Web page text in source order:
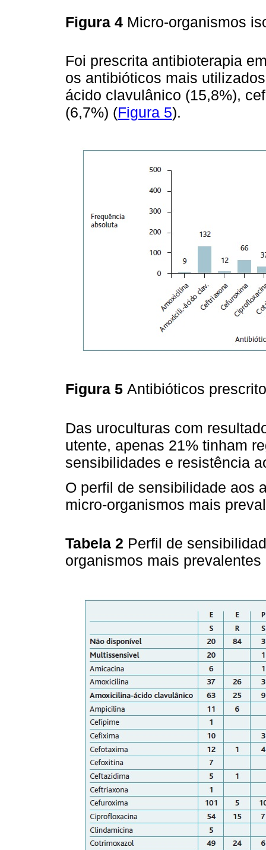
Figura 4 Micro-organismos
Foi prescrita antibioterapia
os antibióticos mais
ácido clavulânico (15,8%),
(6,7%) (Figura 5).
Figura 5 Antibióticos
Das uroculturas com
utente, apenas 21% tinham
sensibilidades e resistência
O perfil de sensibilidade aos
micro-organismos mais
Tabela 2 Perfil de
organismos mais prevalentes